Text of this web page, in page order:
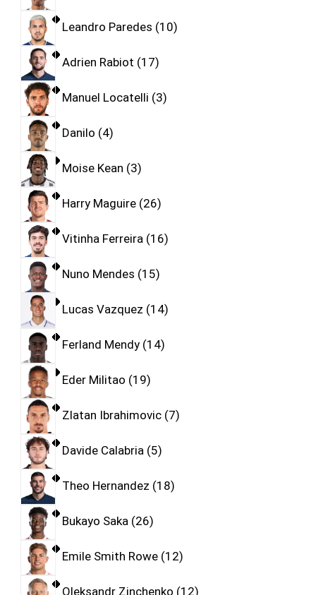
Leandro Paredes 10
Adrien Rabiot 17
Manuel Locatelli 3
Danilo 4
Moise Kean 3
Harry Maguire 26
Vitinha Ferreira 16
Nuno Mendes 15
Lucas Vazquez 14
Ferland Mendy 14
Eder Militao 19
Zlatan Ibrahimovic 7
Davide Calabria 5
Theo Hernandez 18
Bukayo Saka 26
Emile Smith Rowe 12
Oleksandr Zinchenko 12